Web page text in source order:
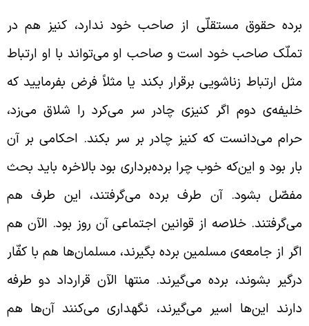
حقوق مستقلّی از صاحب خود ندارد، کنیز هم در
صاحب خود است و صاحب او می‌تواند با او ارتباط
ارتباط زناشویی برقرار بکند یا مثلاً فرض بفرمایید که
دوم اگر کنیزی چادر سر می‌کرد را شلاق می‌زد،
می‌دانست که کنیز چادر بر سر بکند. احکامی بر آن
بود و این‌که خوب چرا برده‌برداری بود بالاخره باید بحث
بشود. آن طرف برده می‌گرفتند، این طرف هم
خلاصه از قوانین اجتماعی آن روز بود. الآن هم
از جامعه‌ی مسلمین برده بگیرند، مسلمان‌ها هم با کفّار
بشوند، برده می‌گیرند. منتها الآن قرارداد دو طرفه
این‌ها اسیر می‌گیرند، نگهداری می‌کنند آن‌ها هم